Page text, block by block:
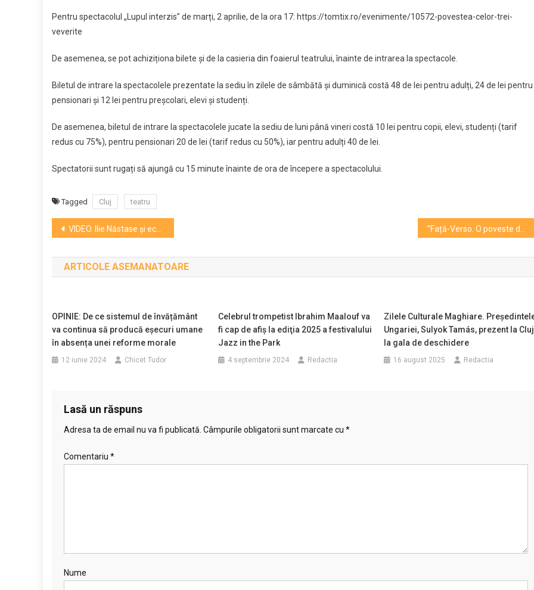
Pentru spectacolul „Lupul interzis” de marți, 2 aprilie, de la ora 17: https://tomtix.ro/evenimente/10572-povestea-celor-trei-
veverite
De asemenea, se pot achiziționa bilete și de la casieria din foaierul teatrului, înainte de intrarea la spectacole.
Biletul de intrare la spectacolele prezentate la sediu în zilele de sâmbătă și duminică costă 48 de lei pentru adulți, 24 de lei pentru
pensionari și 12 lei pentru preșcolari, elevi și studenți.
De asemenea, biletul de intrare la spectacolele jucate la sediu de luni până vineri costă 10 lei pentru copii, elevi, studenți (tarif
redus cu 75%), pentru pensionari 20 de lei (tarif redus cu 50%), iar pentru adulți 40 de lei.
Spectatorii sunt rugați să ajungă cu 15 minute înainte de ora de începere a spectacolului.
Tagged Cluj teatru
Navigare
în
articole
VIDEO. Ilie Năstase și echipa documentarului NASTY vin la Cluj ”Față-Verso. O poveste de teatru„, spectacol-dialog neconvențional și interactiv
ARTICOLE ASEMANATOARE
OPINIE: De ce sistemul de învățământ
va continua să producă eșecuri umane
în absența unei reforme morale
12 iunie 2024 Chicet Tudor
Celebrul trompetist Ibrahim Maalouf va
fi cap de afiş la ediţia 2025 a festivalului
Jazz in the Park
4 septembrie 2024 Redactia
Zilele Culturale Maghiare.
Ungariei, Sulyok Tamás, prezent la Cluj
la gala de deschidere
16 august 2025 Redactia
Lasă un răspuns
Adresa ta de email nu va fi publicată. Câmpurile obligatorii sunt marcate cu *
Comentariu *
Nume